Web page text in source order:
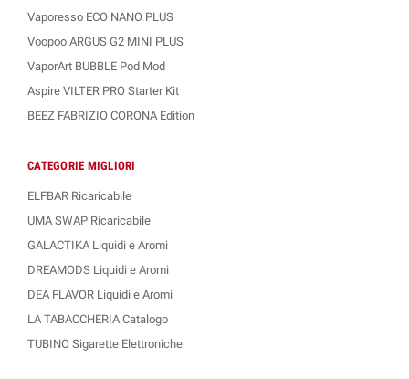
Vaporesso ECO NANO PLUS
Voopoo ARGUS G2 MINI PLUS
VaporArt BUBBLE Pod Mod
Aspire VILTER PRO Starter Kit
BEEZ FABRIZIO CORONA Edition
CATEGORIE MIGLIORI
ELFBAR Ricaricabile
UMA SWAP Ricaricabile
GALACTIKA Liquidi e Aromi
DREAMODS Liquidi e Aromi
DEA FLAVOR Liquidi e Aromi
LA TABACCHERIA Catalogo
TUBINO Sigarette Elettroniche